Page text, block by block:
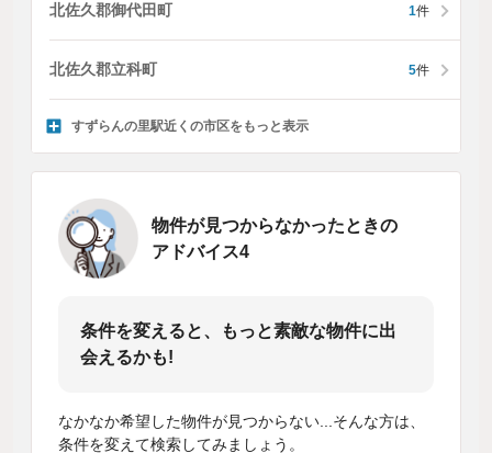
北佐久郡御代田町 1件
北佐久郡立科町 5件
すずらんの里駅近くの市区をもっと表示
物件が見つからなかったときの
アドバイス4
条件を変えると、もっと素敵な物件に出
会えるかも!
なかなか希望した物件が見つからない...そんな方は、
条件を変えて検索してみましょう。